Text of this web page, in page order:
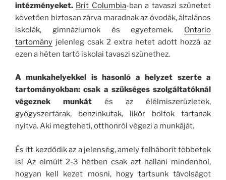
intézményeket. Brit Columbia-ban a tavaszi szünetet
követően biztosan zárva maradnak az óvodák, általános
iskolák, gimnáziumok és egyetemek. Ontario
tartomány jelenleg csak 2 extra hetet adott hozzá az
ezen a héten tartó iskolai tavaszi szünethez.
A munkahelyekkel is hasonló a helyzet szerte a
tartományokban: csak a szükséges szolgáltatóknál
végeznek munkát és az élélmiszerüzletek,
gyógyszertárak, benzinkutak, likőr boltok tartanak
nyitva. Aki megteheti, otthonról végezi a munkáját.
És itt kezdődik az a jelenség, amely felháborít többetek
is! Az elmúlt 2-3 hétben csak azt hallani mindenhol,
hogyan kell kezet mosni, hogy tartsunk távolságot